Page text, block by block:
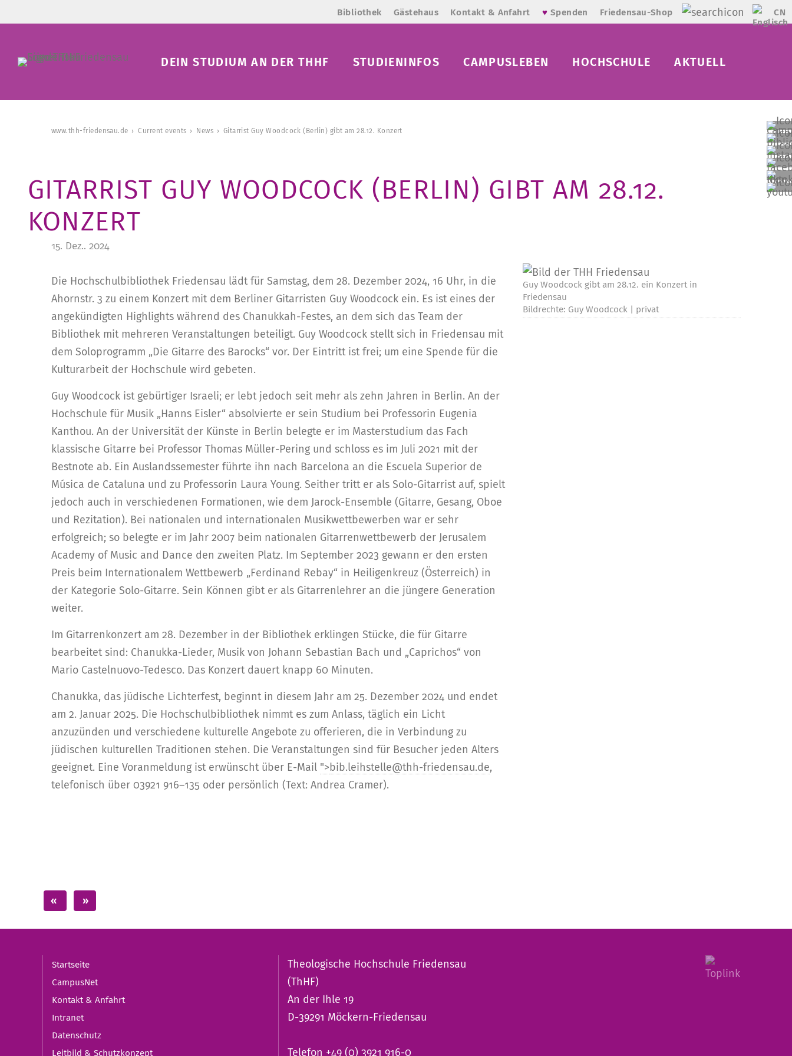
Bibliothek Gästehaus Kontakt & Anfahrt ♥ Spenden Friedensau-Shop CN
DEIN STUDIUM AN DER THHF STUDIENINFOS CAMPUSLEBEN HOCHSCHULE AKTUELL
www.thh-friedensau.de Current events News Gitarrist Guy Woodcock (Berlin) gibt am 28.12. Konzert
GITARRIST GUY WOODCOCK (BERLIN) GIBT AM 28.12.
KONZERT
15. Dez.. 2024
Die Hochschulbibliothek Friedensau lädt für Samstag, dem 28. Dezember 2024, 16 Uhr, in die
Ahornstr. 3 zu einem Konzert mit dem Berliner Gitarristen Guy Woodcock ein. Es ist eines der
angekündigten Highlights während des Chanukkah-Festes, an dem sich das Team der
Bibliothek mit mehreren Veranstaltungen beteiligt. Guy Woodcock stellt sich in Friedensau mit
dem Soloprogramm „Die Gitarre des Barocks“ vor. Der Eintritt ist frei; um eine Spende für die
Kulturarbeit der Hochschule wird gebeten.
Guy Woodcock ist gebürtiger Israeli; er lebt jedoch seit mehr als zehn Jahren in Berlin. An der
Hochschule für Musik „Hanns Eisler“ absolvierte er sein Studium bei Professorin Eugenia
Kanthou. An der Universität der Künste in Berlin belegte er im Masterstudium das Fach
klassische Gitarre bei Professor Thomas Müller-Pering und schloss es im Juli 2021 mit der
Bestnote ab. Ein Auslandssemester führte ihn nach Barcelona an die Escuela Superior de
Música de Cataluna und zu Professorin Laura Young. Seither tritt er als Solo-Gitarrist auf, spielt
jedoch auch in verschiedenen Formationen, wie dem Jarock-Ensemble (Gitarre, Gesang, Oboe
und Rezitation). Bei nationalen und internationalen Musikwettbewerben war er sehr
erfolgreich; so belegte er im Jahr 2007 beim nationalen Gitarrenwettbewerb der Jerusalem
Academy of Music and Dance den zweiten Platz. Im September 2023 gewann er den ersten
Preis beim Internationalem Wettbewerb „Ferdinand Rebay“ in Heiligenkreuz (Österreich) in
der Kategorie Solo-Gitarre. Sein Können gibt er als Gitarrenlehrer an die jüngere Generation
weiter.
Im Gitarrenkonzert am 28. Dezember in der Bibliothek erklingen Stücke, die für Gitarre
bearbeitet sind: Chanukka-Lieder, Musik von Johann Sebastian Bach und „Caprichos“ von
Mario Castelnuovo-Tedesco. Das Konzert dauert knapp 60 Minuten.
Chanukka, das jüdische Lichterfest, beginnt in diesem Jahr am 25. Dezember 2024 und endet
am 2. Januar 2025. Die Hochschulbibliothek nimmt es zum Anlass, täglich ein Licht
anzuzünden und verschiedene kulturelle Angebote zu offerieren, die in Verbindung zu
jüdischen kulturellen Traditionen stehen. Die Veranstaltungen sind für Besucher jeden Alters
geeignet. Eine Voranmeldung ist erwünscht über E-Mail ">bib.leihstelle@thh-friedensau.de,
telefonisch über 03921 916–135 oder persönlich (Text: Andrea Cramer).
Guy Woodcock gibt am 28.12. ein Konzert in
Friedensau
Bildrechte: Guy Woodcock | privat
Startseite
CampusNet
Kontakt & Anfahrt
Intranet
Datenschutz
Leitbild & Schutzkonzept
Theologische Hochschule Friedensau
(ThHF)
An der Ihle 19
D-39291 Möckern-Friedensau
Telefon +49 (0) 3921 916-0